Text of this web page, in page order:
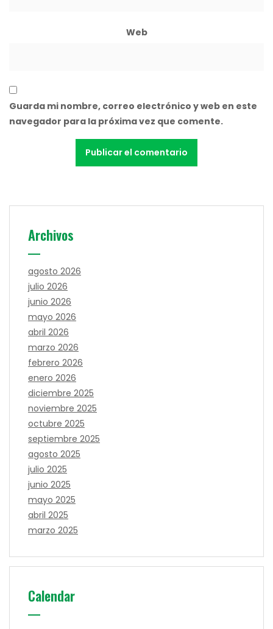
Web
Guarda mi nombre, correo electrónico y web en este
navegador para la próxima vez que comente.
Archivos
agosto 2026
julio 2026
junio 2026
mayo 2026
abril 2026
marzo 2026
febrero 2026
enero 2026
diciembre 2025
noviembre 2025
octubre 2025
septiembre 2025
agosto 2025
julio 2025
junio 2025
mayo 2025
abril 2025
marzo 2025
Calendar